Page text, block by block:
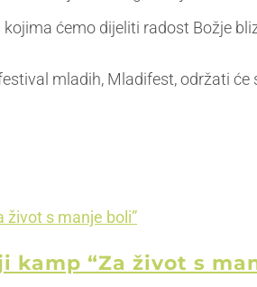
ćemo dijeliti radost Božje
mladih, Mladifest, održati će
kamp “Za život s